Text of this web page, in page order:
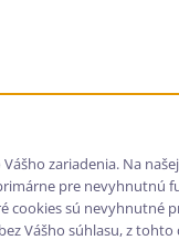
zariadenia. Na
pre nevyhnutnú
cookies sú nevyhnutné
Vášho súhlasu, z